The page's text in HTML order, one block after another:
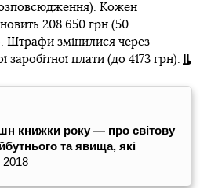
Кожен
208 650 грн (50
Штрафи змінилися через
заробітної плати (до 4173 грн).
книжки року — про світову
та явища, які
2018